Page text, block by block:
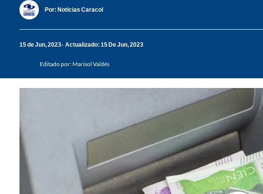
Por: Noticias Caracol
15 de Jun, 2023 Actualizado: 15 De Jun, 2023
Editado por: Marisol Valdés